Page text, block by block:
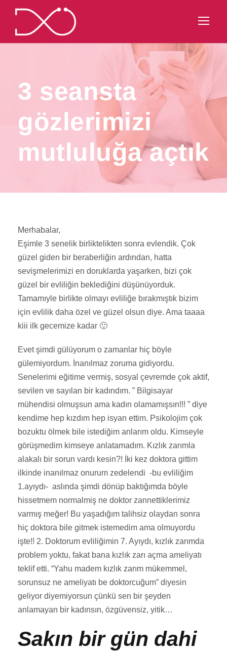
3 seansta
gözlerimizi
mutluluğa açtık
Merhabalar,
Eşimle 3 senelik birliktelikten sonra evlendik. Çok
güzel giden bir beraberliğin ardından, hatta
sevişmelerimizi en doruklarda yaşarken, bizi çok
güzel bir evliliğin beklediğini düşünüyorduk.
Tamamıyle birlikte olmayı evliliğe bırakmıştık bizim
için evlilik daha özel ve güzel olsun diye. Ama taaaa
kiii ilk gecemize kadar 🙂
Evet şimdi gülüyorum o zamanlar hiç böyle
gülemiyordum. İnanılmaz zoruma gidiyordu.
Senelerimi eğitime vermiş, sosyal çevremde çok aktif,
sevilen ve sayılan bir kadındım. ” Bilgisayar
mühendisi olmuşsun ama kadın olamamışsın!!! ” diye
kendime hep kızdım hep isyan ettim. Psikolojim çok
bozuktu ölmek bile istediğim anlarım oldu. Kimseyle
görüşmedim kimseye anlatamadım. Kızlık zarımla
alakalı bir sorun vardı kesin?! İki kez doktora gittim
ilkinde inanılmaz onurum zedelendi -bu evliliğim
1.ayıydı- aslında şimdi dönüp baktığımda böyle
hissetmem normalmiş ne doktor zannettiklerimiz
varmış meğer! Bu yaşadığım talihsiz olaydan sonra
hiç doktora bile gitmek istemedim ama olmuyordu
işte!! 2. Doktorum evliliğimin 7. Ayıydı, kızlık zarımda
problem yoktu, fakat bana kızlık zarı açma ameliyatı
teklif etti. “Yahu madem kızlık zarım mükemmel,
sorunsuz ne ameliyatı be doktorcuğum” diyesin
geliyor diyemiyorsun çünkü sen bir şeyden
anlamayan bir kadınsın, özgüvensiz, yitik…
Sakın bir gün dahi